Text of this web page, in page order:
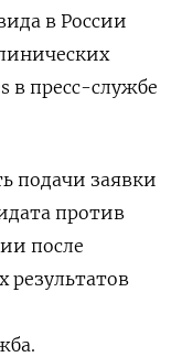
в России
в пресс-службе
подачи заявки
против
после
результатов